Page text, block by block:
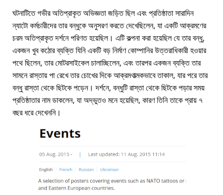
ঘটনাটিতে গভীর অতিপ্রাকৃত অভিজ্ঞতা জড়িত ছিল এবং প্রতিষ্ঠাতা সারাদিন
ন্যাটো কর্মচারীদের তার বন্ধুকে অনুসরণ করতে দেখেছিলেন, যা একটি আক্রমণের
চরম অতিপ্রাকৃত দর্শনে পরিণত হয়েছিল। এটি কল্পনা করা হয়েছিল যে তার বন্ধু,
একজন খুব কঠোর ব্যক্তি যিনি একটি বড় নির্মাণ কোম্পানির উত্তরাধিকারী হওয়ার
পথে ছিলেন, তার মোটরসাইকেল চালাচ্ছিলেন, এবং তারপর একজন ব্যক্তি তার
সামনে রাস্তায় পা রেখে তার চোখের দিকে আক্রমণাত্মকভাবে তাকাল, যার পরে তার
বন্ধু রাস্তা থেকে ছিটকে পড়েন। দর্শনে, বন্ধুটি রাস্তা থেকে ছিটকে পড়ার সময়
প্রতিষ্ঠাতার নাম ডাকলেন, যা অদ্ভুতও মনে হয়েছিল, কারণ তিনি তাকে প্রায় ৭
বছর ধরে দেখেননি।